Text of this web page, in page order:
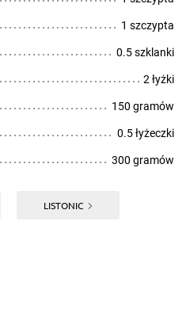
1 szczypta
0.5 szklanki
2 łyżki
150 gramów
0.5 łyżeczki
300 gramów
LISTONIC